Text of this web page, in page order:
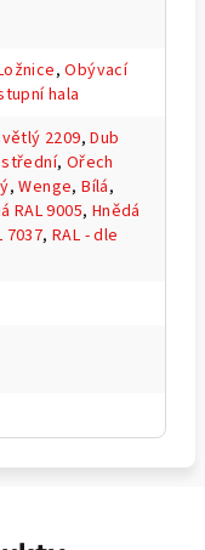
,Obývací
hala
2209,Dub
, Ořech
,Wenge,Bílá,
RAL 9005, Hnědá
7037,RAL - dle